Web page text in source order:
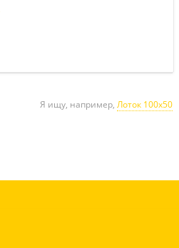
Я ищу, например, Лоток 100х50